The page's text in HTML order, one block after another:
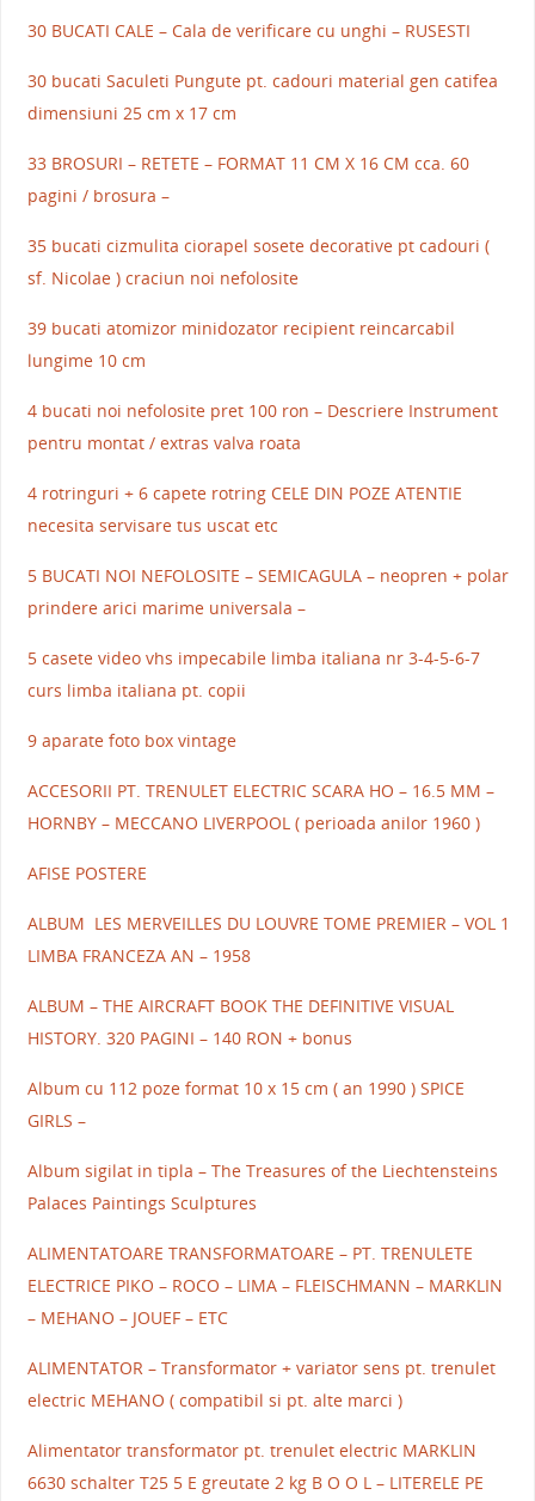
30 BUCATI CALE – Cala de verificare cu unghi – RUSESTI
30 bucati Saculeti Pungute pt. cadouri material gen catifea
dimensiuni 25 cm x 17 cm
33 BROSURI – RETETE – FORMAT 11 CM X 16 CM cca. 60
pagini / brosura –
35 bucati cizmulita ciorapel sosete decorative pt cadouri (
sf. Nicolae ) craciun noi nefolosite
39 bucati atomizor minidozator recipient reincarcabil
lungime 10 cm
4 bucati noi nefolosite pret 100 ron – Descriere Instrument
pentru montat / extras valva roata
4 rotringuri + 6 capete rotring CELE DIN POZE ATENTIE
necesita servisare tus uscat etc
5 BUCATI NOI NEFOLOSITE – SEMICAGULA – neopren + polar
prindere arici marime universala –
5 casete video vhs impecabile limba italiana nr 3-4-5-6-7
curs limba italiana pt. copii
9 aparate foto box vintage
ACCESORII PT. TRENULET ELECTRIC SCARA HO – 16.5 MM –
HORNBY – MECCANO LIVERPOOL ( perioada anilor 1960 )
AFISE POSTERE
ALBUM LES MERVEILLES DU LOUVRE TOME PREMIER – VOL 1
LIMBA FRANCEZA AN – 1958
ALBUM – THE AIRCRAFT BOOK THE DEFINITIVE VISUAL
HISTORY. 320 PAGINI – 140 RON + bonus
Album cu 112 poze format 10 x 15 cm ( an 1990 ) SPICE
GIRLS –
Album sigilat in tipla – The Treasures of the Liechtensteins
Palaces Paintings Sculptures
ALIMENTATOARE TRANSFORMATOARE – PT. TRENULETE
ELECTRICE PIKO – ROCO – LIMA – FLEISCHMANN – MARKLIN
– MEHANO – JOUEF – ETC
ALIMENTATOR – Transformator + variator sens pt. trenulet
electric MEHANO ( compatibil si pt. alte marci )
Alimentator transformator pt. trenulet electric MARKLIN
6630 schalter T25 5 E greutate 2 kg B O O L – LITERELE PE